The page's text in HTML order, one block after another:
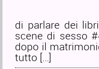
di parlare dei
scene di sesso
dopo il
tutto […]